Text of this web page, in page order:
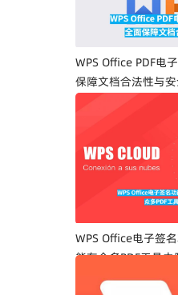
WPS Office PDF电
保障文档合法性与
WPS Office电子签
能在众多PDF工具